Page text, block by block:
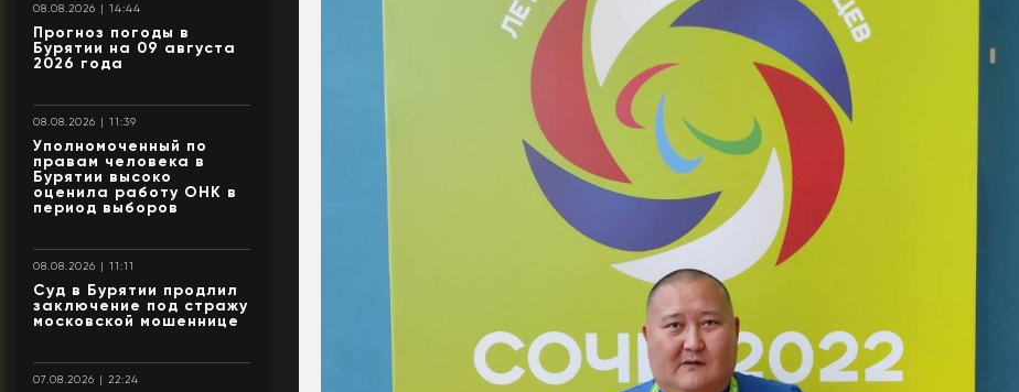
08.08.2026 | 14:44
Прогноз погоды в
Бурятии на 09 августа
2026 года
08.08.2026 | 11:39
Уполномоченный по
правам человека в
Бурятии высоко
оценила работу ОНК в
период выборов
08.08.2026 | 11:11
Суд в Бурятии продлил
заключение под стражу
московской мошеннице
07.08.2026 | 22:24